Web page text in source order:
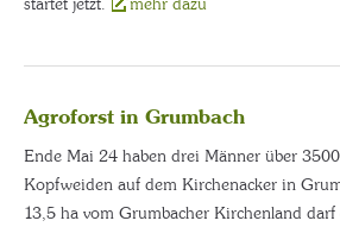
Agroforst in Grumbach
Ende Mai 24 haben drei Männer über
Kopfweiden auf dem Kirchenacker in
13,5 ha vom Grumbacher Kirchenland